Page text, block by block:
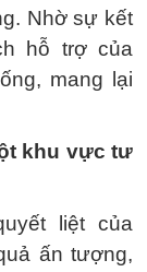
Nhờ sự kết
hỗ trợ của
mang lại
khu vực tư
liệt của
ấn tượng,